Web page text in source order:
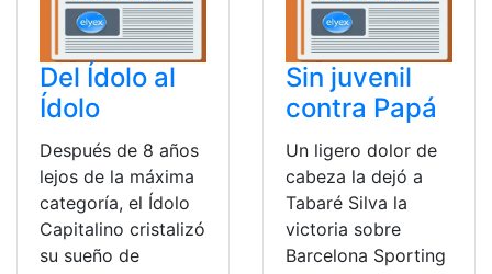
Del Ídolo al
Ídolo
Después de 8 años
lejos de la máxima
categoría, el Ídolo
Capitalino cristalizó
su sueño de
Sin juvenil
contra Papá
Un ligero dolor de
cabeza la dejó a
Tabaré Silva la
victoria sobre
Barcelona Sporting